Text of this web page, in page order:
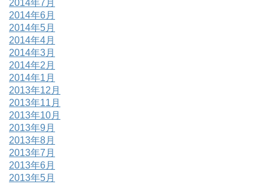
2014年7月
2014年6月
2014年5月
2014年4月
2014年3月
2014年2月
2014年1月
2013年12月
2013年11月
2013年10月
2013年9月
2013年8月
2013年7月
2013年6月
2013年5月